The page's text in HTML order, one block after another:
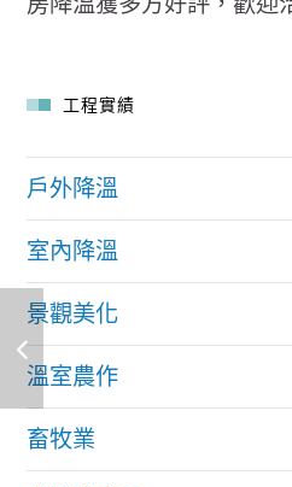
工程實績
戶外降溫
室內降溫
景觀美化
溫室農作
畜牧業